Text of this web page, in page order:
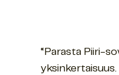
“Parasta Piiri-